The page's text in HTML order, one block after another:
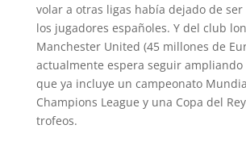
volar a otras ligas había dejado de
los jugadores españoles. Y del club
Manchester United (45 millones de
actualmente espera seguir
que ya incluye un campeonato
Champions League y una Copa del
trofeos.